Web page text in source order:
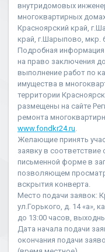
внутридомовых
многоквартирных
Красноярский край,
край, г.Шарыпово, мкр.
Подробная
на право заключения
выполнение работ по
имущества в
территории
размещены на сайте
ремонта
www.fondkr24.ru.
Желающие принять
заявку в соответствие
письменной форме в
позволяющем
вскрытия конверта.
Место подачи заявок:
ул.Горького, д. 14 «а»,
до 13:00 часов,
Дата начала подачи
окончания подачи